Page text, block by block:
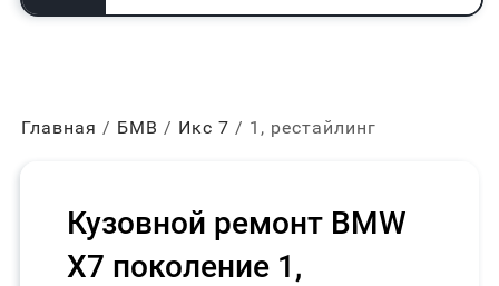
Главная БМВ Икс 7 1, рестайлинг
Кузовной ремонт BMW
X7 поколение 1,